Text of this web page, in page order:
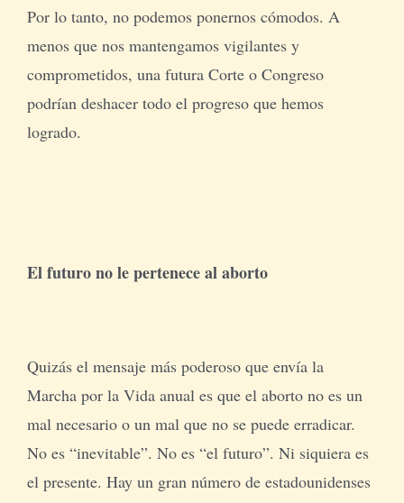
Por lo tanto, no podemos ponernos cómodos. A
menos que nos mantengamos vigilantes y
comprometidos, una futura Corte o Congreso
podrían deshacer todo el progreso que hemos
logrado.
El futuro no le pertenece al aborto
Quizás el mensaje más poderoso que envía la
Marcha por la Vida anual es que el aborto no es un
mal necesario o un mal que no se puede erradicar.
No es “inevitable”. No es “el futuro”. Ni siquiera es
el presente. Hay un gran número de estadounidenses